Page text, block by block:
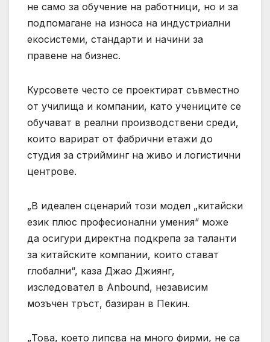
не само за обучение на работници, но и за
подпомагане на износа на индустриални
екосистеми, стандарти и начини за
правене на бизнес.
Курсовете често се проектират съвместно
от училища и компании, като учениците се
обучават в реални производствени среди,
които варират от фабрични етажи до
студия за стрийминг на живо и логистични
центрове.
„В идеален сценарий този модел „китайски
език плюс професионални умения“ може
да осигури директна подкрепа за таланти
за китайските компании, които стават
глобални“, каза Джао Джиянг,
изследовател в Anbound, независим
мозъчен тръст, базиран в Пекин.
„Това, което липсва на много фирми, не са